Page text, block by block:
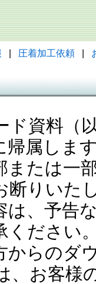
圧着加工依頼
ド資料（
帰属しま
または一
断りいた
は、予告
ください
からのダ
、お客様